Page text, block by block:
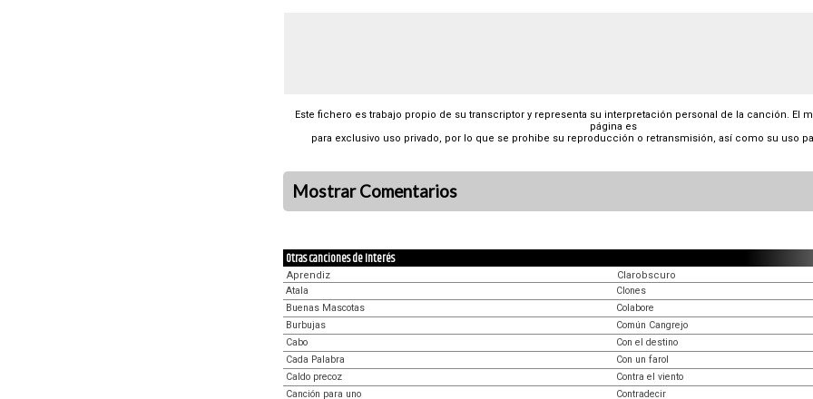
Este fichero es trabajo propio de su transcriptor y representa su interpretación personal de la canción. El
página es
para exclusivo uso privado, por lo que se prohibe su reproducción o retransmisión, así como su uso
Mostrar Comentarios
Otras canciones de Interés
Aprendiz
Atala
Buenas Mascotas
Burbujas
Cabo
Cada Palabra
Caldo precoz
Canción para uno
Clarobscuro
Clones
Colabore
Común Cangrejo
Con el destino
Con un farol
Contra el viento
Contradecir